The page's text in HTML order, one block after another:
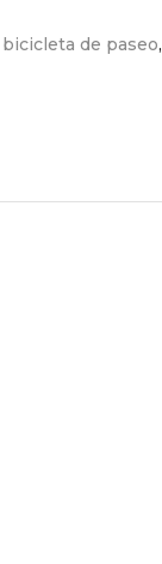
bicicleta de paseo,